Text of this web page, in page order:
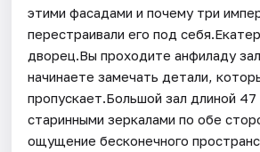
этими фасадами и почему три
перестраивали его под
дворец.Вы проходите анфиладу
начинаете замечать детали,
пропускает.Большой зал длиной
старинными зеркалами по обе
ощущение бесконечного